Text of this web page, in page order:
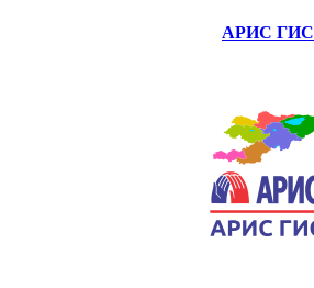
АРИС ГИС